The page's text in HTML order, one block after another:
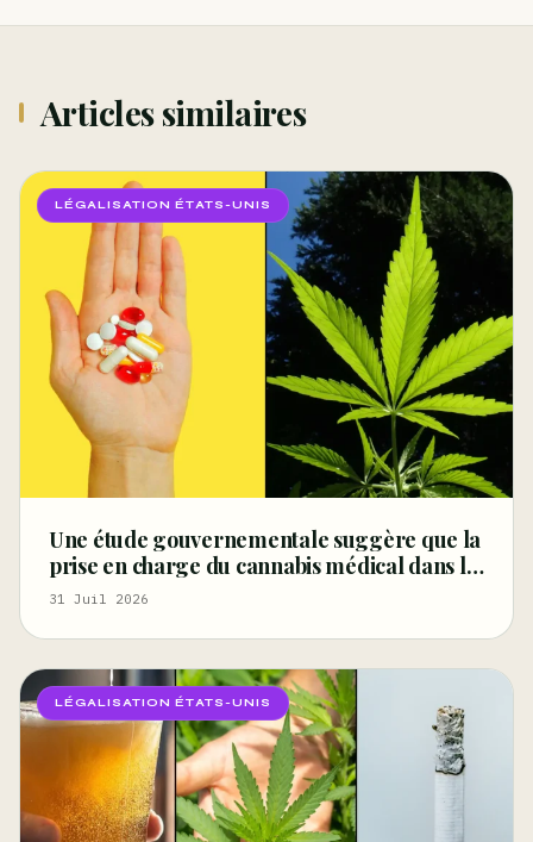
Articles similaires
LÉGALISATION ÉTATS-UNIS
Une étude gouvernementale suggère que la
prise en charge du cannabis médical dans le
cadre de l’indemnisation des accidents du
la
31 Juil 2026
LÉGALISATION ÉTATS-UNIS